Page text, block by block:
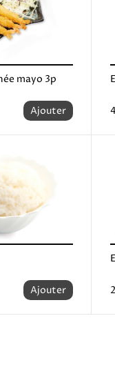
mayo 3p
Ajouter
Ajouter